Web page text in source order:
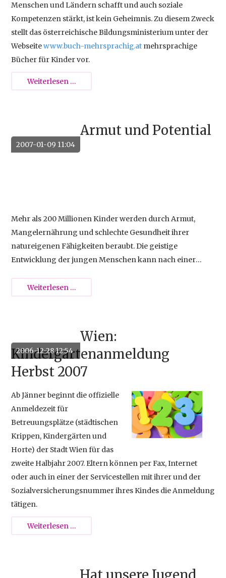
Menschen und Ländern schafft und auch soziale
Kompetenzen stärkt, ist kein Geheimnis. Zu diesem Zweck
stellt das österreichische Bildungsministerium unter der
Webseitewww.buch-mehrsprachig.at mehrsprachige
Bücher für Kinder vor.
Weiterlesen …Mehrsprachigkeit
2007-01-09 11:04
Armut und Potential
Mehr als 200 Millionen Kinder werden durch Armut,
Mangelernährung und schlechte Gesundheit ihrer
natureigenen Fähigkeiten beraubt. Die geistige
Entwicklung der jungen Menschen kann nach einer
University College in London nicht in normaler Weise
Weiterlesen …Armut
2006-12-28 12:54
Wien:
Kindergartenanmeldung
Herbst 2007
Ab Jänner beginnt die offizielle
Anmeldezeit für
Betreuungsplätze (städtischen
Krippen, Kindergärten und
Horte) der Stadt Wien für das
zweite Halbjahr 2007. Eltern können per Fax, Internet
oder auch in einer der Servicestellen mit ihrer und der
Sozialversicherungsnummer ihres Kindes die Anmeldung
tätigen.
Weiterlesen …Wien: